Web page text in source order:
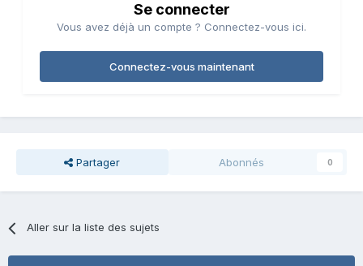
Se connecter
Vous avez déjà un compte ? Connectez-vous ici.
Connectez-vous maintenant
Partager Abonnés 0
Aller sur la liste des sujets